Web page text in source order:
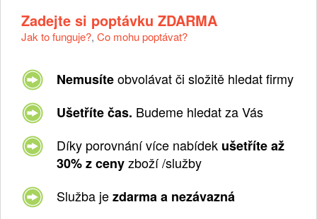
Zadejte si poptávku ZDARMA
Jak to funguje?, Co mohu poptávat?
Nemusíteobvolávat či složitě hledat firmy
Ušetříte čas. Budeme hledat za Vás
Díky porovnání více nabídek ušetříte až
30% z cenyzboží /služby
Služba jezdarma a nezávazná